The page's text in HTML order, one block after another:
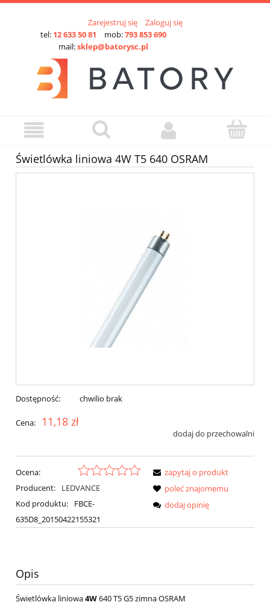
Zarejestruj się
Zaloguj się
tel: 12 633 50 81 mob:793 853 690
mail:sklep@batorysc.pl
Świetlówka liniowa 4W T5 640 OSRAM
Dostępność: chwilio brak
Cena: 11,18 zł
dodaj do przechowalni
Ocena:
Producent:
LEDVANCE
Kod produktu:
FBCE-
635D8_20150422155321
zapytaj o produkt
poleć znajomemu
dodaj opinię
Opis
Świetlówka liniowa4W640 T5 G5 zimna OSRAM